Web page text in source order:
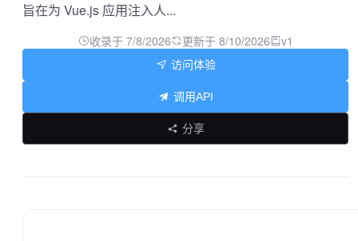
旨在为 Vue.js 应用注入人...
收录于 7/8/2026 更新于 8/10/2026 v1
访问体验
调用API
分享